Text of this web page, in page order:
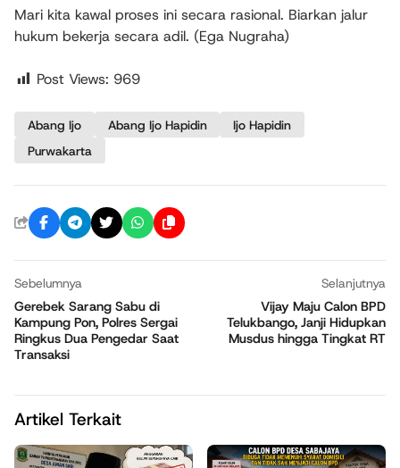
Mari kita kawal proses ini secara rasional. Biarkan jalur
hukum bekerja secara adil. (Ega Nugraha)
Post Views: 969
Abang Ijo Abang Ijo Hapidin
Ijo Hapidin
Purwakarta
Sebelumnya
Gerebek Sarang Sabu di
Kampung Pon, Polres Sergai
Ringkus Dua Pengedar Saat
Transaksi
Selanjutnya
Vijay Maju Calon BPD
Telukbango, Janji Hidupkan
Musdus hingga Tingkat RT
Artikel Terkait